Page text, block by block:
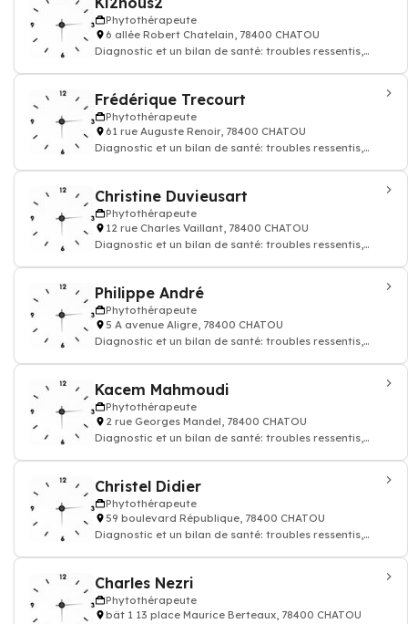
Phytothérapeute
6 allée Robert Chatelain, 78400 CHATOU
Diagnostic et un bilan de santé: troubles ressentis,
Frédérique Trecourt
Phytothérapeute
61 rue Auguste Renoir, 78400 CHATOU
Diagnostic et un bilan de santé: troubles ressentis,
Christine Duvieusart
Phytothérapeute
12 rue Charles Vaillant, 78400 CHATOU
Diagnostic et un bilan de santé: troubles ressentis,
Philippe André
Phytothérapeute
5 A avenue Aligre, 78400 CHATOU
Diagnostic et un bilan de santé: troubles ressentis,
Kacem Mahmoudi
Phytothérapeute
2 rue Georges Mandel, 78400 CHATOU
Diagnostic et un bilan de santé: troubles ressentis,
Christel Didier
Phytothérapeute
59 boulevard République, 78400 CHATOU
Diagnostic et un bilan de santé: troubles ressentis,
Charles Nezri
Phytothérapeute
bât 1 13 place Maurice Berteaux, 78400 CHATOU